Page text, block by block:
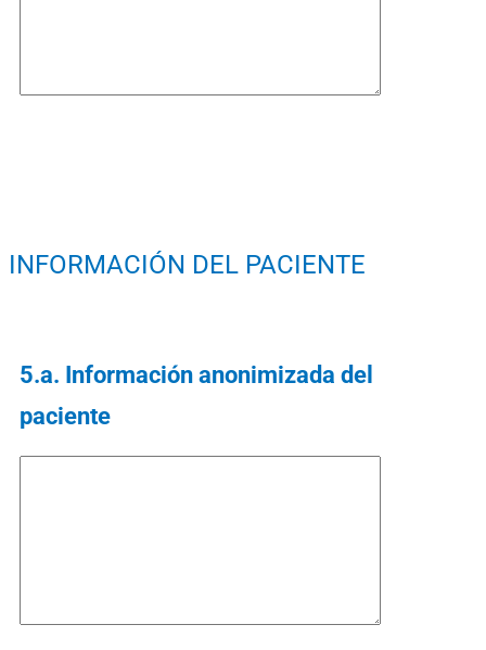
INFORMACIÓN DEL PACIENTE
5.a. Información anonimizada del
paciente